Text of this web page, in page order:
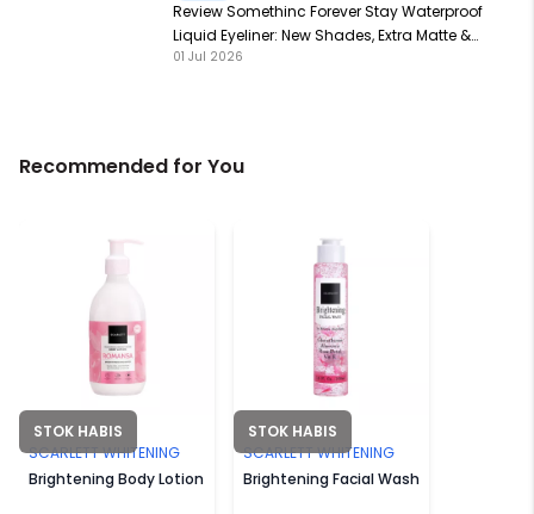
Review Somethinc Forever Stay Waterproof
Liquid Eyeliner: New Shades, Extra Matte &
Super Pigmented!
01 Jul 2026
Recommended for You
STOK HABIS
SCARLETT WHITENING
Brightening Body Lotion
STOK HABIS
SCARLETT WHITENING
Brightening Facial Wash